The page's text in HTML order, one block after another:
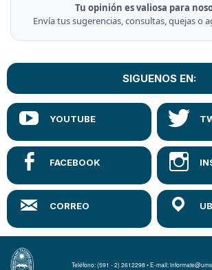
Tu opinión es valiosa para
Envía tus sugerencias, consultas, quejas o
SIGUENOS EN:
Teléfono: (591 - 2) 2612298 • E-mail: